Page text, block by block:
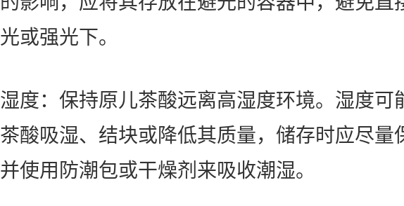
光或强光下。
湿度：保持原儿茶酸远离高湿度环境。湿度可
茶酸吸湿、结块或降低其质量，储存时应尽量
并使用防潮包或干燥剂来吸收潮湿。